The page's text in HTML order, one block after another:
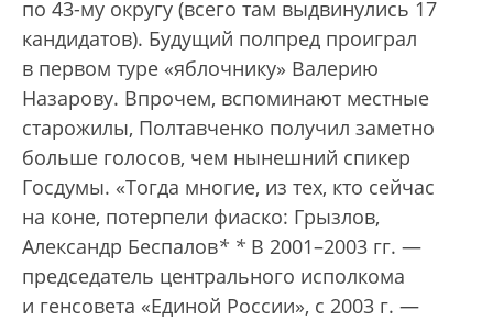
по 43-му округу (всего там выдвинулись 17
кандидатов). Будущий полпред проиграл
в первом туре «яблочнику» Валерию
Назарову. Впрочем, вспоминают местные
старожилы, Полтавченко получил заметно
больше голосов, чем нынешний спикер
Госдумы. «Тогда многие, из тех, кто сейчас
на коне, потерпели фиаско: Грызлов,
Александр Беспалов* * В 2001–2003 гг. —
председатель центрального исполкома
и генсовета «Единой России», с 2003 г. —